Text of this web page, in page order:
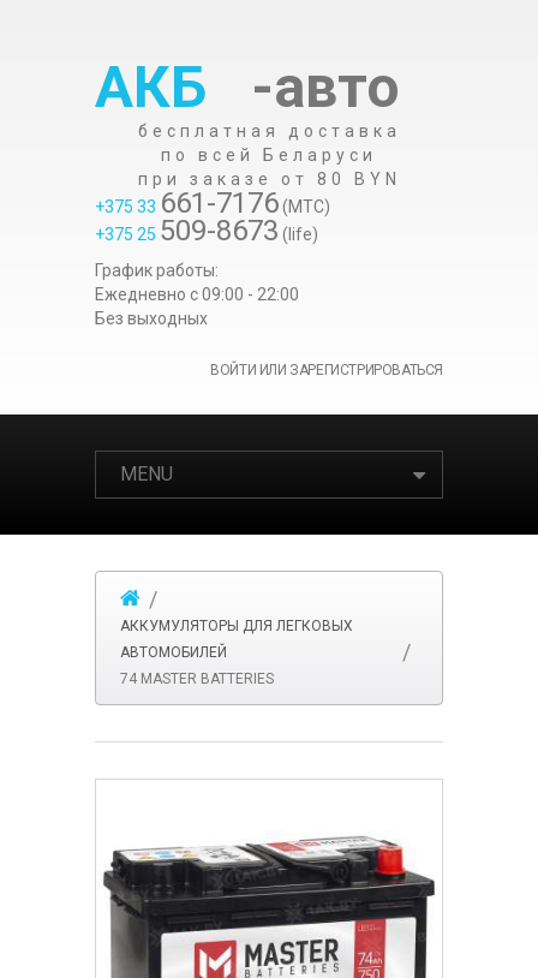
АКБ -авто
бесплатная доставка
по всей Беларуси
при заказе от 80 BYN
+375 33 661-7176(МТС)
+375 25 509-8673 (life)
График работы:
Ежедневно c 09:00 - 22:00
Без выходных
ВОЙТИ ИЛИ ЗАРЕГИСТРИРОВАТЬСЯ
MENU
АККУМУЛЯТОРЫ ДЛЯ ЛЕГКОВЫХ
АВТОМОБИЛЕЙ
74 MASTER BATTERIES